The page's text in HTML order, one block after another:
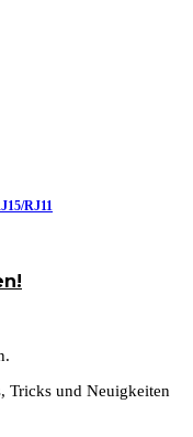
RJ11
Tricks und Neuigkeiten